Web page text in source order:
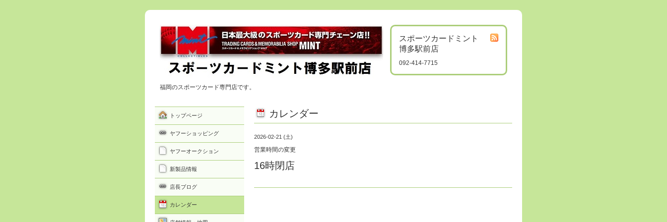
スポーツカードミント
博多駅前店
092-414-7715
福岡のスポーツカード専門店です。
カレンダー
2026-02-21 (土)
営業時間の変更
16時閉店
トップページ
ヤフーショッピング
ヤフーオークション
新製品情報
店長ブログ
カレンダー